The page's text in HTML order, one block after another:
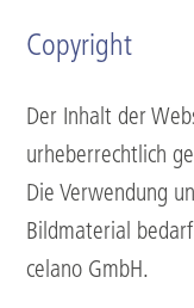
Copyright
Der Inhalt der
urheberrechtlich
Die Verwendung
Bildmaterial
celano GmbH.